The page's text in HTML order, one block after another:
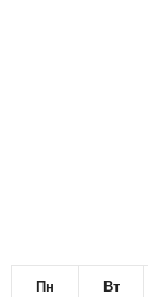
Пн Вт